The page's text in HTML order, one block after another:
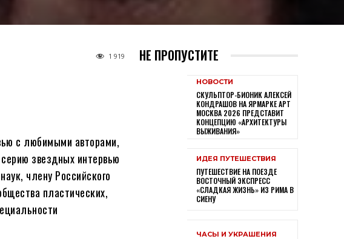
1 919
с любимыми авторами,
звездных интервью
члену Российского
пластических,
НЕ ПРОПУСТИТЕ
НОВОСТИ
СКУЛЬПТОР-БИОНИК АЛЕКСЕЙ
КОНДРАШОВ НА ЯРМАРКЕ АРТ
МОСКВА 2026 ПРЕДСТАВИТ
КОНЦЕПЦИЮ «АРХИТЕКТУРЫ
ВЫЖИВАНИЯ»
ИДЕЯ ПУТЕШЕСТВИЯ
ПУТЕШЕСТВИЕ НА ПОЕЗДЕ
ВОСТОЧНЫЙ ЭКСПРЕСС
«СЛАДКАЯ ЖИЗНЬ» ИЗ РИМА В
СИЕНУ
ЧАСЫ И УКРАШЕНИЯ